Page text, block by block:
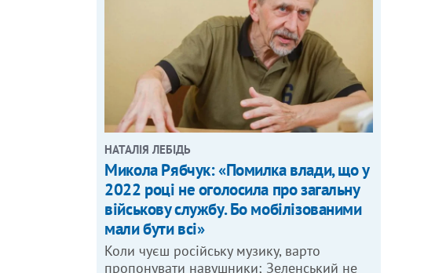
НАТАЛІЯ ЛЕБІДЬ
Микола Рябчук: «Помилка влади, що у
2022 році не оголосила про загальну
військову службу. Бо мобілізованими
мали бути всі»
Коли чуєш російську музику, варто
пропонувати навушники; Зеленський не